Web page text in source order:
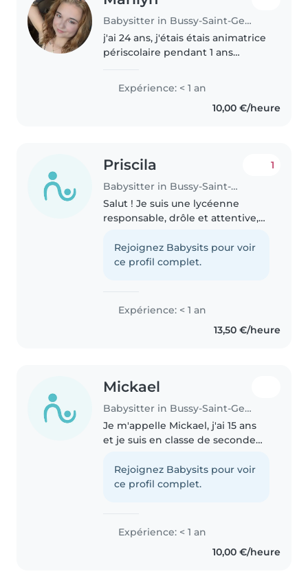
Babysitter in Bussy-Saint-Georges
j'ai 24 ans, j'étais étais animatrice
périscolaire pendant 1 ans
ans. Je travaille actuellement à
Disneyland Paris à Fantasyland
Expérience: < 1 an
10,00 €/heure
Priscila
Babysitter in Bussy-Saint-Georges
1
Salut ! Je suis une lycéenne
responsable, drôle et attentive,
enfants avec enthousiasme. Je
parle anglais, français et
Rejoignez Babysits pour voir
ce profil complet.
Expérience: < 1 an
13,50 €/heure
Mickael
Babysitter in Bussy-Saint-Georges
Je m'appelle Mickael, j'ai 15 ans
et je suis en classe de seconde
enfants, jouer avec eux et je
peux les aider pour leurs devoirs
Rejoignez Babysits pour voir
ce profil complet.
Expérience: < 1 an
10,00 €/heure